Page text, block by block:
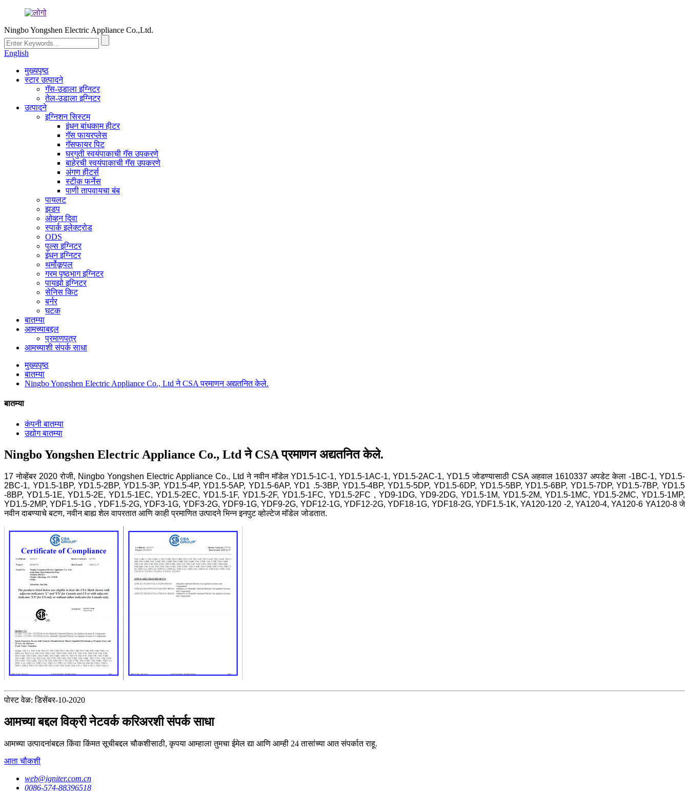
Ningbo Yongshen Electric Appliance Co.,Ltd.
English
मुख्यपृष्ठ
स्टार उत्पादने
गॅस-उडाला इग्निटर
तेल-उडाला इग्निटर
उत्पादने
इग्निशन सिस्टम
इंधन बांधकाम हीटर
गॅस फायरप्लेस
गॅसफायर पिट
घरगुती स्वयंपाकाची गॅस उपकरणे
बाहेरची स्वयंपाकाची गॅस उपकरणे
अंगण हीटर्स
स्टीक फर्नेस
पाणी तापवायचा बंब
पायलट
झडप
ओव्हन दिवा
स्पार्क इलेक्ट्रोड
ODS
पुल्स इग्निटर
इंधन इग्निटर
थर्मोकूपल
गरम पृष्ठभाग इग्निटर
पायझो इग्निटर
सेनिस किट
बर्नर
घटक
बातम्या
आमच्याबद्दल
प्रमाणपत्र
आमच्याशी संपर्क साधा
मुख्यपृष्ठ
बातम्या
Ningbo Yongshen Electric Appliance Co., Ltd ने CSA प्रमाणन अद्यतनित केले.
बातम्या
कंपनी बातम्या
उद्योग बातम्या
Ningbo Yongshen Electric Appliance Co., Ltd ने CSA प्रमाणन अद्यतनित केले.
17 नोव्हेंबर 2020 रोजी, Ningbo Yongshen Electric Appliance Co., Ltd ने नवीन मॉडेल YD1.5-1C-1, YD1.5-1AC-1, YD1.5-2AC-1, YD1.5 जोडण्यासाठी CSA अहवाल 1610337 अपडेट केला -1BC-1, YD1.5-
2BC-1, YD1.5-1BP, YD1.5-2BP, YD1.5-3P, YD1.5-4P, YD1.5-5AP, YD1.5-6AP, YD1 .5-3BP, YD1.5-4BP, YD1.5-5DP, YD1.5-6DP, YD1.5-5BP, YD1.5-6BP, YD1.5-7DP, YD1.5-7BP, YD1.5
-8BP, YD1.5-1E, YD1.5-2E, YD1.5-1EC, YD1.5-2EC, YD1.5-1F, YD1.5-2F, YD1.5-1FC, YD1.5-2FC , YD9-1DG, YD9-2DG, YD1.5-1M, YD1.5-2M, YD1.5-1MC, YD1.5-2MC, YD1.5-1MP,
YD1.5-2MP, YDF1.5-1G , YDF1.5-2G, YDF3-1G, YDF3-2G, YDF9-1G, YDF9-2G, YDF12-1G, YDF12-2G, YDF18-1G, YDF18-2G, YDF1.5-1K, YA120-120 -2, YA120-4, YA120-6 YA120-8 जे
नवीन दाबण्याचे बटण, नवीन बाह्य शेल वापरतात आणि काही प्रमाणित उत्पादने भिन्न इनपुट व्होल्टेज मॉडेल जोडतात.
पोस्ट वेळ: डिसेंबर-10-2020
आमच्या बद्दल विक्री नेटवर्क करिअरशी संपर्क साधा
आमच्या उत्पादनांबद्दल किंवा किंमत सूचीबद्दल चौकशीसाठी, कृपया आम्हाला तुमचा ईमेल द्या आणि आम्ही 24 तासांच्या आत संपर्कात राहू.
आता चौकशी
web@igniter.com.cn
0086-574-88396518